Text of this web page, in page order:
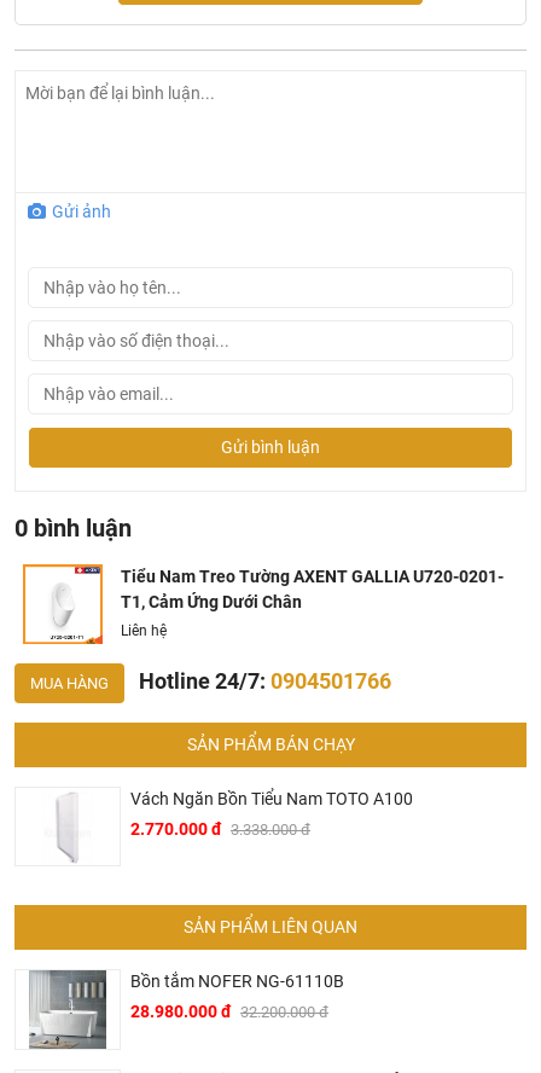
Tiểu Nam Treo Tường AXENT GALLIA U720-0201-T1
Bản vẽ tiểu nam Axent U720-0201-T1
Bản Vẽ Tiểu Nam Treo Tường AXENT GALLIA
Tại Khali Nguyễn, chúng tôi cam kết:
Cam kết 100% sản phẩm chính hãng, nếu phát hiện ra
hàng giả hàng nhái hoàn tiền 200%.
Sản phẩm được Khali Nguyễn lựa chọn bán là những
Gửi ảnh
Gửi bình luận
0 bình luận
Tiểu Nam Treo Tường AXENT GALLIA U720-0201-
T1, Cảm Ứng Dưới Chân
Liên hệ
MUA HÀNG Hotline 24/7: 0904501766
SẢN PHẨM BÁN CHẠY
Vách Ngăn Bồn Tiểu Nam TOTO A100
2.770.000 đ 3.338.000 đ
SẢN PHẨM LIÊN QUAN
Bồn tắm NOFER NG-61110B
28.980.000 đ 32.200.000 đ